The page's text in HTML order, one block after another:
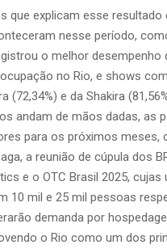
que explicam esse resultado
nesse período,
o melhor desempenho
no Rio, e shows
(72,34%) e da Shakira
andam de mãos dadas, as
para os próximos meses,
a reunião de cúpula dos
e o OTC Brasil 2025, cujas
10 mil e 25 mil pessoas
demanda por
o Rio como um dos